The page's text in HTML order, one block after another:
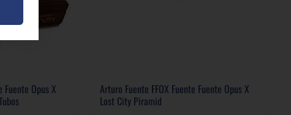
Fuente Opus X
Arturo Fuente FFOX Fuente Fuente Opus X
Lost City Piramid